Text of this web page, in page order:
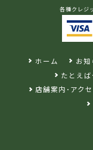
各種クレジ
ホーム お知
たとえ
店舗案内･アク